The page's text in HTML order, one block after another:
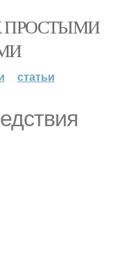
ПРОСТЫМИ
статьи